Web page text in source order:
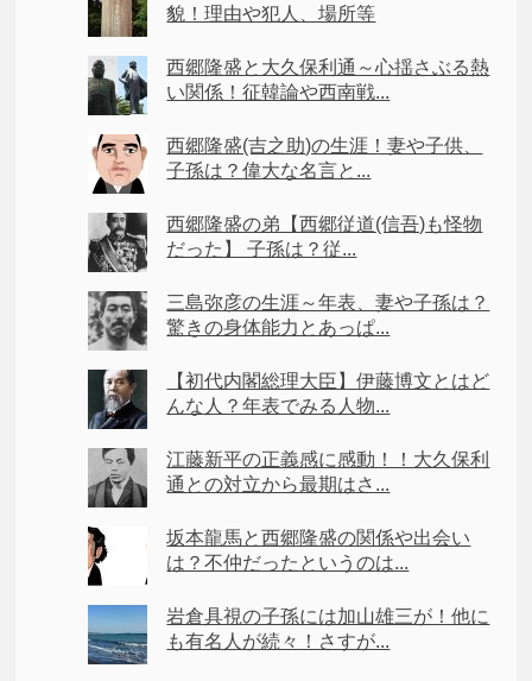
貌！理由や犯人、場所等
西郷隆盛と大久保利通～心揺さぶる熱
い関係！征韓論や西南戦...
西郷隆盛(吉之助)の生涯！妻や子供、
子孫は？偉大な名言と...
西郷隆盛の弟【西郷従道(信吾)も怪物
だった】 子孫は？従...
三島弥彦の生涯～年表、妻や子孫は？
驚きの身体能力とあっぱ...
【初代内閣総理大臣】伊藤博文とはど
んな人？年表でみる人物...
江藤新平の正義感に感動！！大久保利
通との対立から最期はさ...
坂本龍馬と西郷隆盛の関係や出会い
は？不仲だったというのは...
岩倉具視の子孫には加山雄三が！他に
も有名人が続々！さすが...